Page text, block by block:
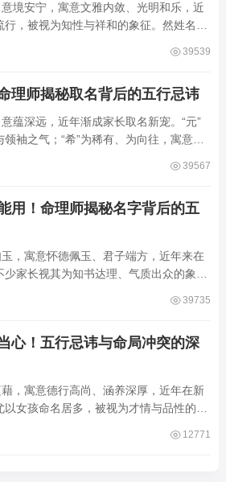
境安宁，寓意文雅内敛、光明和乐，近
，被视为知性与祥和的象征。然姓名命
制之弊，若不顾八字强弱，盲目套用，
39539
理师揭秘取名背后的五行忌讳
蕴深远，近年渐成家长取名新宠。“元”
袖之气；“希”为稀有、为向往，寓意卓
命理气场之枢纽。一字之选，关乎运途
39567
用！命理师揭秘名字背后的五
，寓意怀德佩玉、君子端方，近年来在
家长视其为知书达理、气质出众的象
旺、木土受制之局，若不顾命主五行强
39735
心！五行忌讳与命局冲突的深
，寓意德行高尚、涵养深厚，近年在新
女孩命名居多，被视为才情与品性的完
细察“懿涵”之象，实藏水势泛滥、土崩
12771